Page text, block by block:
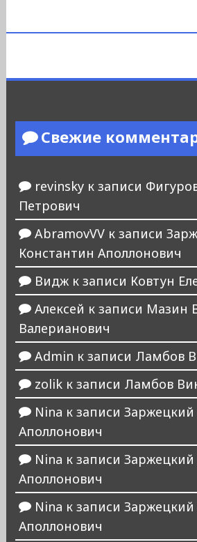
Свежие
revinskyк записи
Петрович
AbramovVVк записи
Константин Аполлонович
Виджк записи Ковтун
Алексей к записи Мазин
Валерианович
Admin к записи Ламбов
zolikк записи Ламбов
Nina к записи Заржецкий
Аполлонович
Nina к записи Заржецкий
Аполлонович
Nina к записи Заржецкий
Аполлонович